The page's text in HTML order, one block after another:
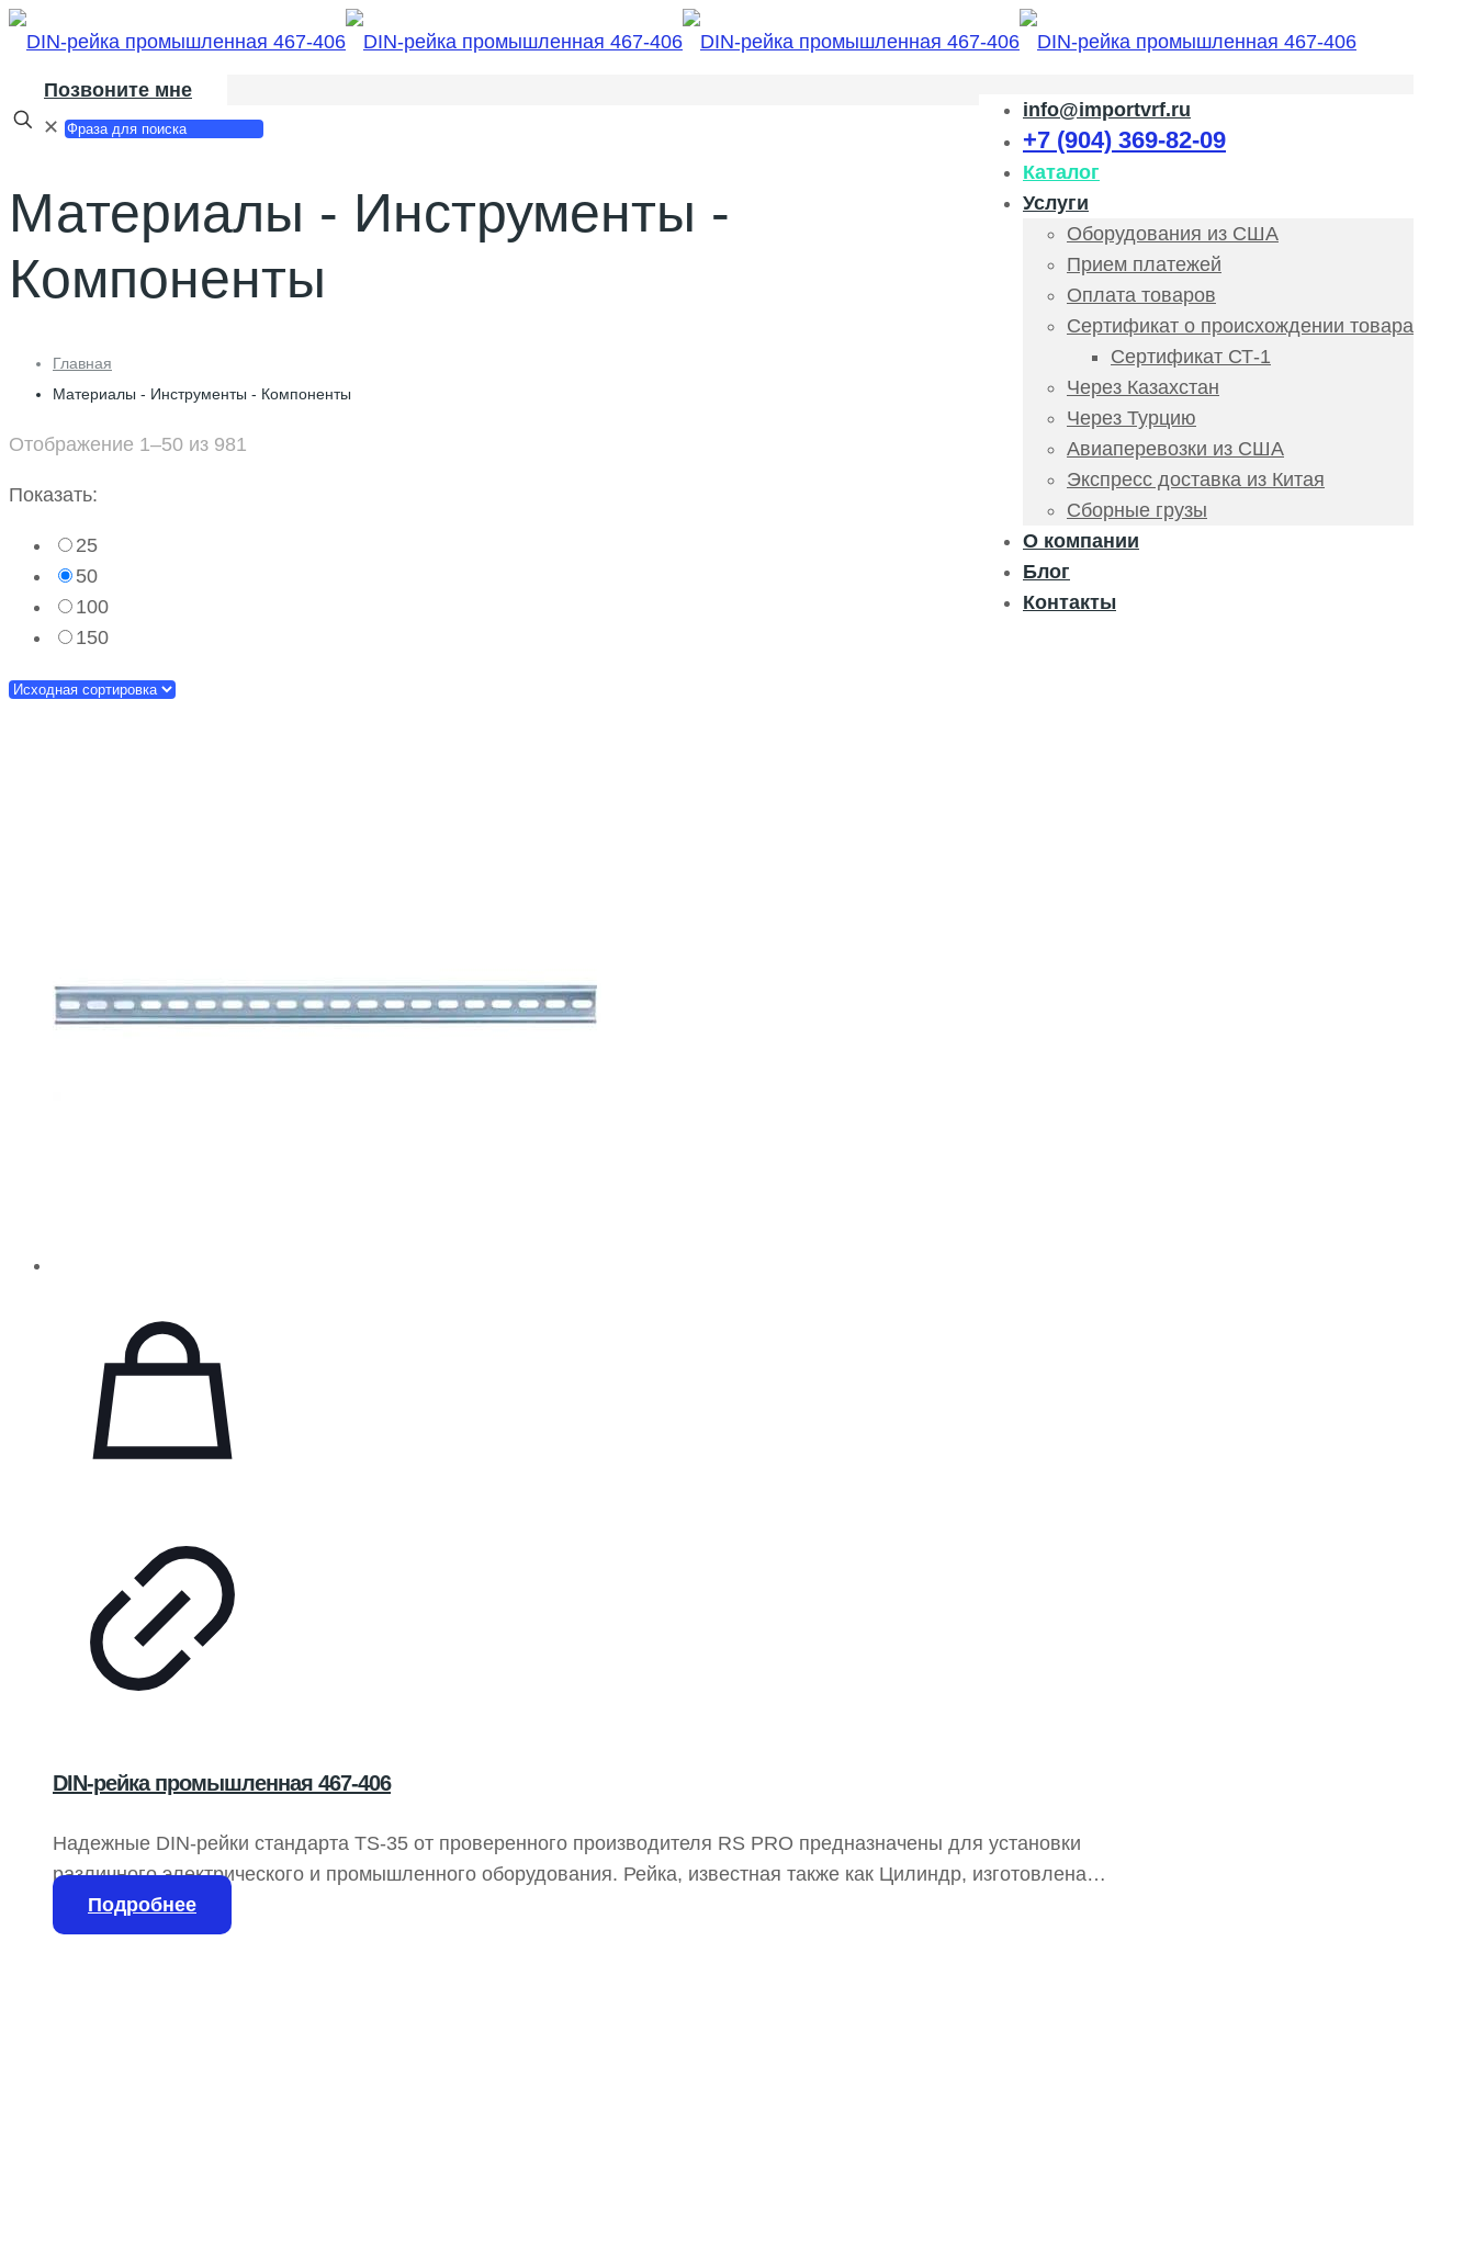
info@importvrf.ru
+7 (904) 369-82-09
Каталог
Услуги
Оборудования из США
Прием платежей
Оплата товаров
Сертификат о происхождении товара
Сертификат СТ-1
Через Казахстан
Через Турцию
Авиаперевозки из США
Экспресс доставка из Китая
Сборные грузы
О компании
Блог
Контакты
Позвоните мне
✕
Материалы - Инструменты -
Компоненты
Главная
Материалы - Инструменты - Компоненты
Отображение 1–50 из 981
Показать:
25
50
100
150
DIN-рейка промышленная 467-406
Надежные DIN-рейки стандарта TS-35 от проверенного производителя RS PRO предназначены для установки
различного электрического и промышленного оборудования. Рейка, известная также как Цилиндр, изготовлена
из холоднокатаной стали с цинковым покрытием и прозрачной пассивацией, что гарантирует её прочность и
защиту от коррозии. Предлагаются в различных длинах, а также с прорезями и без них.
Подробнее